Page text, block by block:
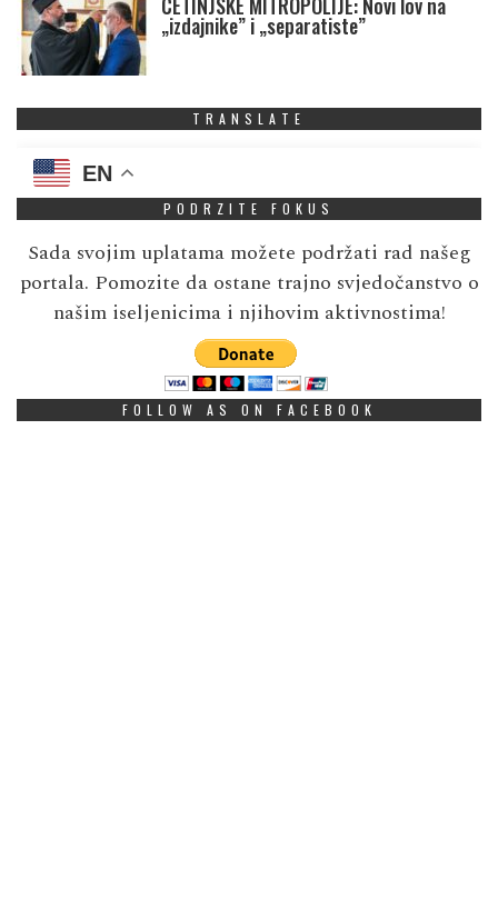
CETINJSKE MITROPOLIJE: Novi lov na
„izdajnike” i „separatiste”
TRANSLATE
EN
PODRZITE FOKUS
Sada svojim uplatama možete podržati rad našeg
portala. Pomozite da ostane trajno svjedočanstvo o
našim iseljenicima i njihovim aktivnostima!
FOLLOW AS ON FACEBOOK